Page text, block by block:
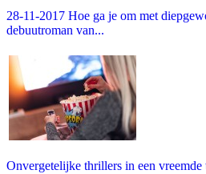
28-11-2017 Hoe ga je om met
debuutroman van...
Onvergetelijke thrillers in een vreemde